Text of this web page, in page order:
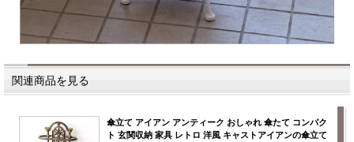
関連商品を見る
傘立て アイアン アンティーク おしゃれ 傘たて コンパク
ト 玄関収納 家具 レトロ 洋風 キャストアイアンの傘立て